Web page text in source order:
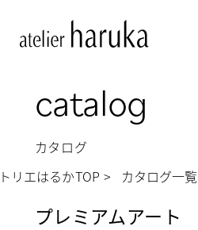
catalog
カタログ
リエはるかTOP
カタログ一覧
プレミアムアート